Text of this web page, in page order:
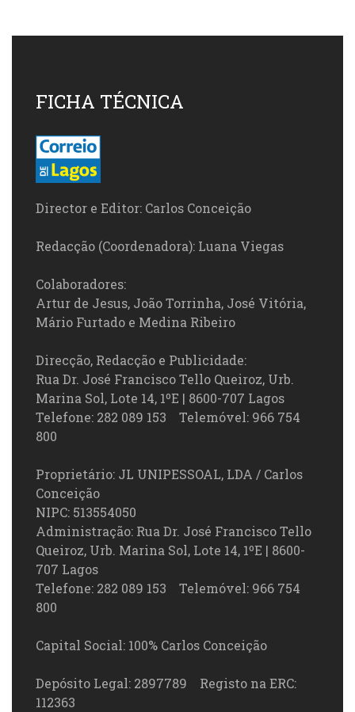
FICHA TÉCNICA
Director e Editor: Carlos Conceição
Redacção (Coordenadora): Luana Viegas
Colaboradores:
Artur de Jesus, João Torrinha, José Vitória,
Mário Furtado e Medina Ribeiro
Direcção, Redacção e Publicidade:
Rua Dr. José Francisco Tello Queiroz, Urb.
Marina Sol, Lote 14, 1ºE | 8600-707 Lagos
Telefone: 282 089 153 Telemóvel: 966 754
800
Proprietário: JL UNIPESSOAL, LDA / Carlos
Conceição
NIPC: 513554050
Administração: Rua Dr. José Francisco Tello
Queiroz, Urb. Marina Sol, Lote 14, 1ºE | 8600-
707 Lagos
Telefone: 282 089 153 Telemóvel: 966 754
800
Capital Social: 100% Carlos Conceição
Depósito Legal: 2897789 Registo na ERC:
112363